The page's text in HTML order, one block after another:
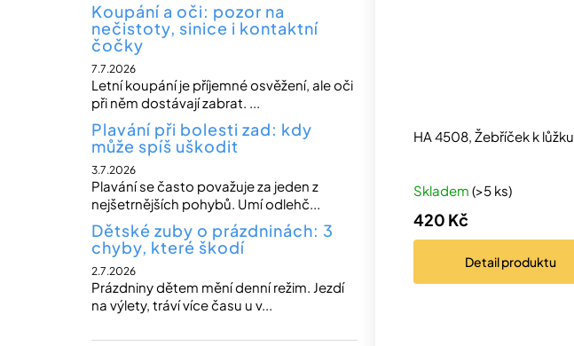
Koupání a oči: pozor na
nečistoty, sinice i kontaktní
čočky
7.7.2026
Letní koupání je příjemné osvěžení, ale oči
při něm dostávají zabrat. ...
Plavání při bolesti zad: kdy
může spíš uškodit
3.7.2026
Plavání se často považuje za jeden z
nejšetrnějších pohybů. Umí odlehč...
Dětské zuby o prázdninách: 3
chyby, které škodí
2.7.2026
Prázdniny dětem mění denní režim. Jezdí
na výlety, tráví více času u v...
HA 4508, Žebříček k lůžku
Skladem(>5 ks)
420 Kč
Detailproduktu